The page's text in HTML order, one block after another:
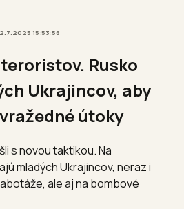
2.7.2025 15:53:56
Rusko
Ukrajincov, aby
útoky
s novou taktikou. Na
mladých Ukrajincov, neraz i
ale aj na bombové